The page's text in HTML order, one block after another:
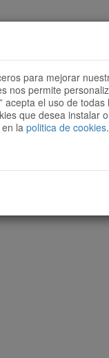
de rutas
para mejorar
nos permite
acepta el uso de
que desea
lapolitica de cookies.